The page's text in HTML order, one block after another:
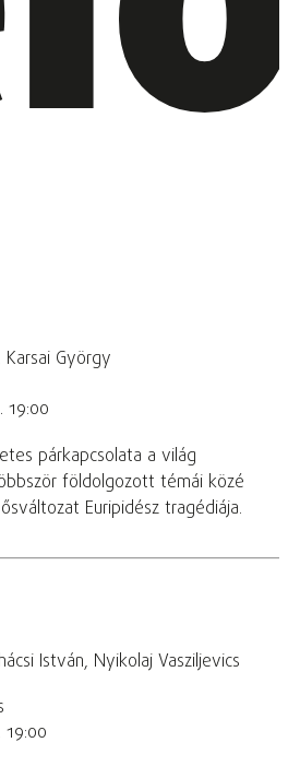
György
19:00
párkapcsolata a világ
földolgozott témái közé
Euripidész tragédiája.
István, Nyikolaj Vasziljevics